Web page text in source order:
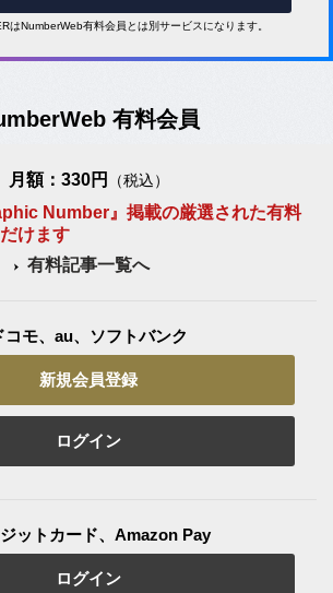
はNumberWeb有料会員とは別サービスになります。
有料会員
月額：330円 （税込）
Number』掲載の厳選された有料
けます
有料記事一覧へ
コモ、au、ソフトバンク
新規会員登録
ログイン
ットカード、Amazon Pay
ログイン